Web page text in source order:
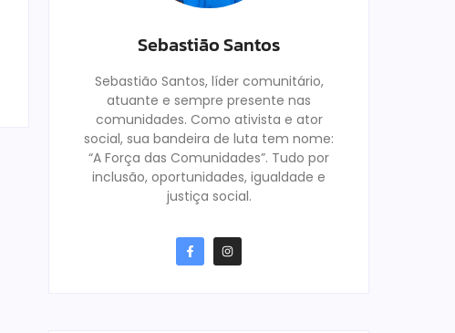
Sebastião Santos
Sebastião Santos, líder comunitário,
atuante e sempre presente nas
comunidades. Como ativista e ator
social, sua bandeira de luta tem nome:
“A Força das Comunidades”. Tudo por
inclusão, oportunidades, igualdade e
justiça social.